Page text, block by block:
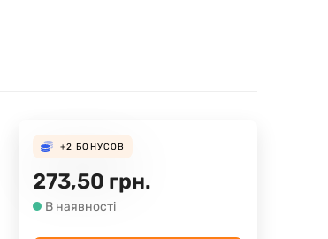
+2 БОНУСОВ
273,50 грн.
В наявності